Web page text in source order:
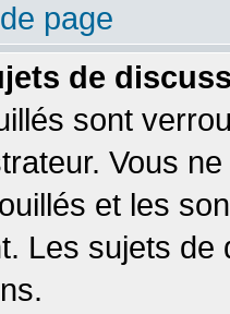
page
de
sont
Vous
et les
Les sujets